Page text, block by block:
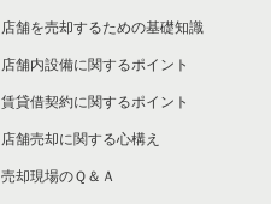
店舗を売却するための基礎知識
店舗内設備に関するポイント
賃貸借契約に関するポイント
店舗売却に関する心構え
売却現場のＱ＆Ａ